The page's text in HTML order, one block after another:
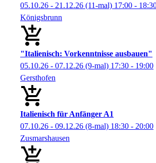
05.10.26 - 21.12.26 (11-mal) 17:00 -
Königsbrunn
"Italienisch: Vorkenntnisse ausbauen"
05.10.26 - 07.12.26 (9-mal) 17:30 - 19:00
Gersthofen
Italienisch für Anfänger A1
07.10.26 - 09.12.26 (8-mal) 18:30 - 20:00
Zusmarshausen